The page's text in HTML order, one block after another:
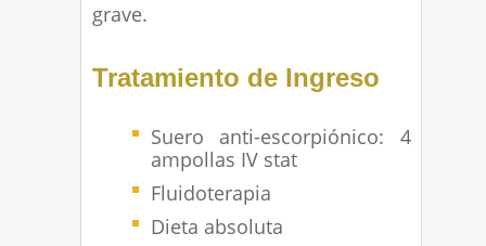
grave.
Tratamiento de Ingreso
Suero anti-escorpiónico: 4
ampollas IV stat
Fluidoterapia
Dieta absoluta